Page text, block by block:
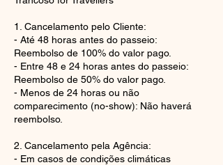
1. Cancelamento pelo Cliente:
- Até 48 horas antes do passeio:
Reembolso de 100% do valor pago.
- Entre 48 e 24 horas antes do passeio:
Reembolso de 50% do valor pago.
- Menos de 24 horas ou não
comparecimento (no-show): Não haverá
reembolso.
2. Cancelamento pela Agência:
- Em casos de condições climáticas